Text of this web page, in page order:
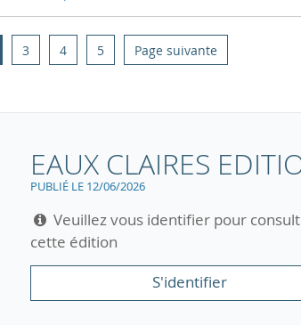
3 4 5 Page suivante
EAUX CLAIRES
PUBLIÉ LE 12/06/2026
Veuillez vous identifier pour
cette édition
S'identifier